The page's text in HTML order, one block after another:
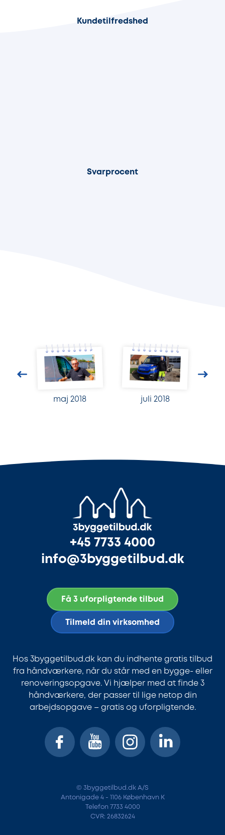
Kundetilfredshed
Svarprocent
maj 2018 juli 2018
+45 7733 4000
info@3byggetilbud.dk
Få 3 uforpligtende tilbud
Tilmeld din virksomhed
Hos 3byggetilbud.dk kan du indhente gratis tilbud
fra håndværkere, når du står med en bygge- eller
renoveringsopgave. Vi hjælper med at finde 3
håndværkere, der passer til lige netop din
arbejdsopgave – gratis og uforpligtende.
© 3byggetilbud.dk A/S
Antonigade 4 - 1106 København K
Telefon 7733 4000
CVR: 26832624